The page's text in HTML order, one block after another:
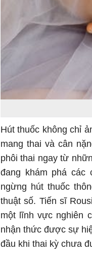
Hút thuốc không chỉ
mang thai và cân
phôi thai ngay từ
đang khám phá các
ngừng hút thuốc
thuật số. Tiến sĩ
một lĩnh vực nghiên
nhận thức được sự
đầu khi thai kỳ chưa